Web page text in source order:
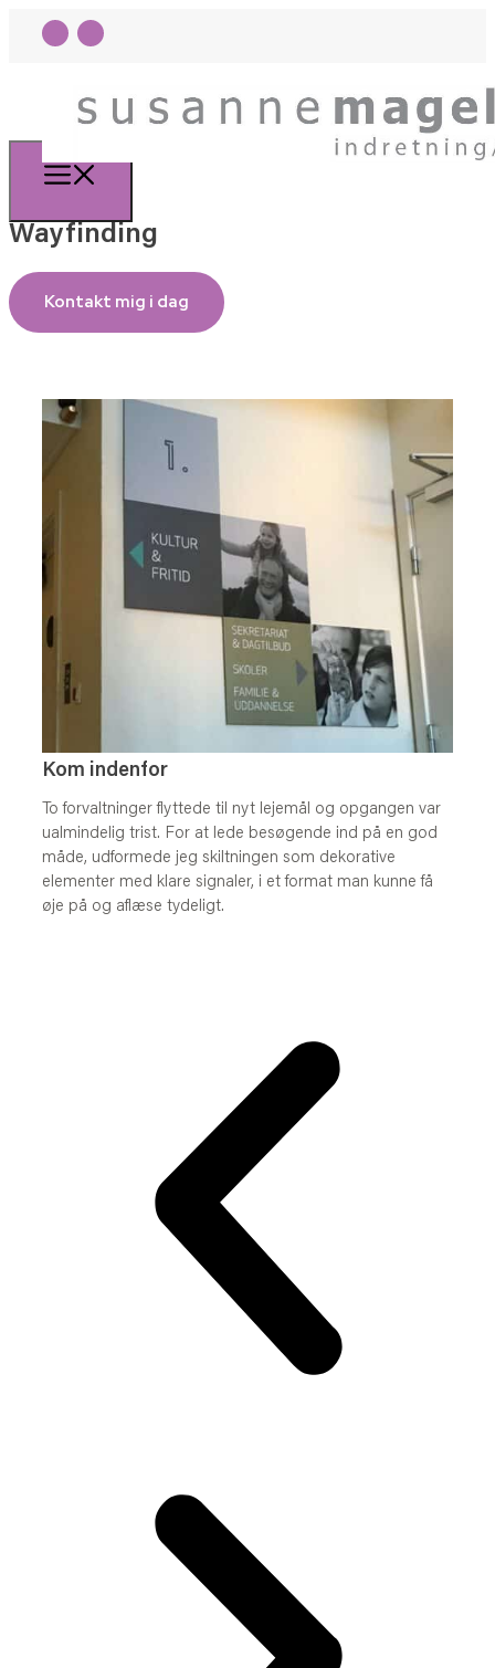
Wayfinding
Kontakt mig i dag
Kom indenfor
To forvaltninger flyttede til nyt lejemål og opgangen var
ualmindelig trist. For at lede besøgende ind på en god
måde, udformede jeg skiltningen som dekorative
elementer med klare signaler, i et format man kunne få
øje på og aflæse tydeligt.